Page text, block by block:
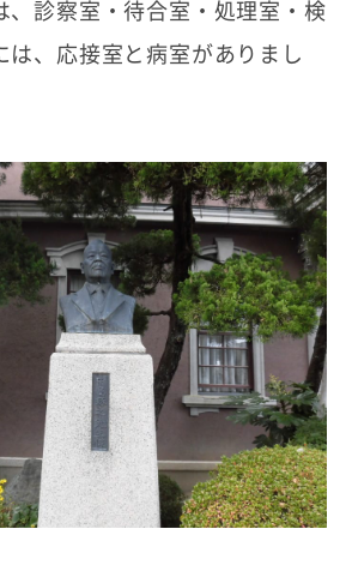
、診察室・待合室・処理室・検
は、応接室と病室がありまし